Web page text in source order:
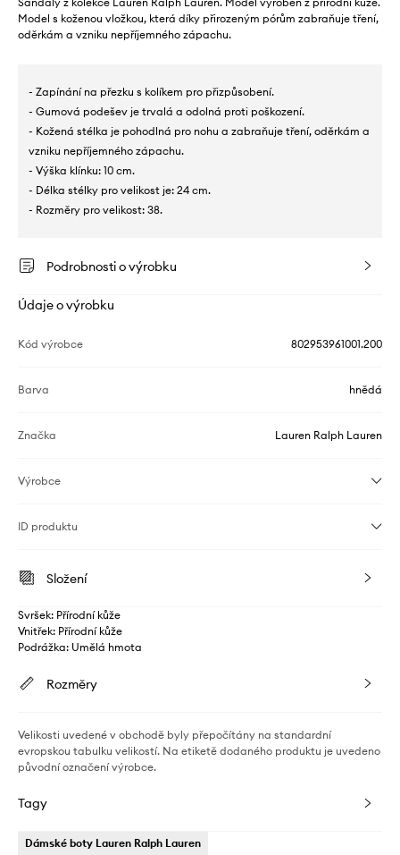
Model s koženou vložkou, která díky přirozeným pórům zabraňuje tření,
oděrkám a vzniku nepříjemného zápachu.
- Zapínání na přezku s kolíkem pro přizpůsobení.
- Gumová podešev je trvalá a odolná proti poškození.
- Kožená stélka je pohodlná pro nohu a zabraňuje tření, oděrkám a
vzniku nepříjemného zápachu.
- Výška klínku: 10 cm.
- Délka stélky pro velikost je: 24 cm.
- Rozměry pro velikost: 38.
Podrobnosti o výrobku
Údaje o výrobku
Kód výrobce 802953961001.200
Barva hnědá
Značka Lauren Ralph Lauren
Výrobce
ID produktu
Složení
Svršek: Přírodní kůže
Vnitřek: Přírodní kůže
Podrážka: Umělá hmota
Rozměry
Velikosti uvedené v obchodě byly přepočítány na standardní
evropskou tabulku velikostí. Na etiketě dodaného produktu je uvedeno
původní označení výrobce.
Tagy
Dámské boty Lauren Ralph Lauren